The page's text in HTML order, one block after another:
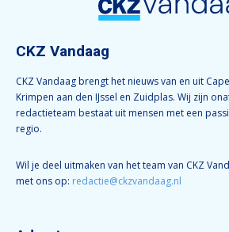
CKZ Vandaag
CKZ Vandaag brengt het nieuws van en uit
Krimpen aan den IJssel en Zuidplas. Wij zijn
redactieteam bestaat uit mensen met een
regio.
Wil je deel uitmaken van het team van CKZ
met ons op: redactie@ckzvandaag.nl